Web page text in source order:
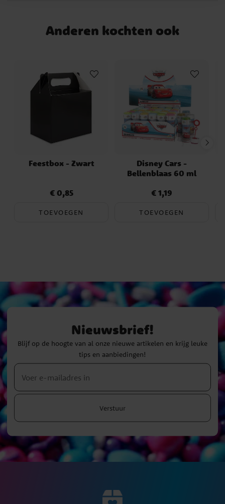
Anderen kochten ook
Feestbox - Zwart
Prijs :€ 0,85
€ 0,85
TOEVOEGEN
Disney Cars -
Bellenblaas 60 ml
Prijs : € 1,19
€ 1,19
TOEVOEGEN
Nieuwsbrief!
Blijf op de hoogte van al onze nieuwe artikelen en krijg leuke
tips en aanbiedingen!
Verstuur